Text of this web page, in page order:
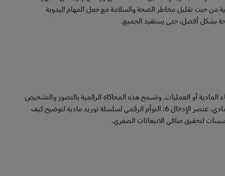
من حيث تقليل مخاطر الصحة والسلامة مع جعل المهام اليدوية
بشكل أفضل، حتى يستفيد الجميع.
أو العمليات. وتسمح هذه المحاكاة الرقمية بالتصور والتشخيص
والتحليل والتنبؤ والمحاكاة والتحسين من دون الحاجة إلى قيام شخص ما بالتفاعل مع التوأم المادي. عنصر الإدخال 6: التوأم الرقمي لسلسلة توريد مادية لتوضيح كيف
لتحقيق صافي الانبعاثات الصفري.